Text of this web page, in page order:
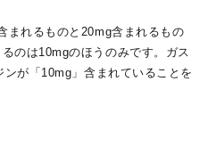
まれるものと20mg含まれるもの
のは10mgのほうのみです。ガス
が「10mg」含まれていることを